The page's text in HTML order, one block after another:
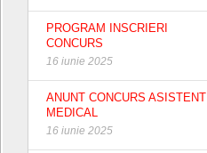
PROGRAM INSCRIERI
CONCURS
16 iunie 2025
ANUNT CONCURS ASISTENT
MEDICAL
16 iunie 2025